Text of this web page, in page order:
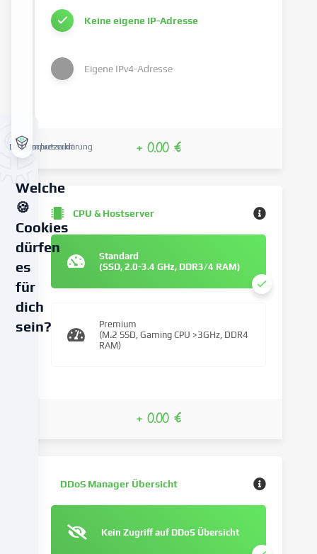
Keine eigene IP-Adresse
Eigene IPv4-Adresse
+ 0.00 €
CPU & Hostserver
Standard
(SSD, 2.0-3.4 GHz, DDR3/4 RAM)
Premium
(M.2 SSD, Gaming CPU >3GHz, DDR4
RAM)
+ 0.00 €
DDoS Manager Übersicht
Kein Zugriff auf DDoS Übersicht
Datenschutzerklärung
Impressum
Welche
🍪
Cookies
dürfen
es
für
dich
sein?
verarbeiten
personenbezogenen